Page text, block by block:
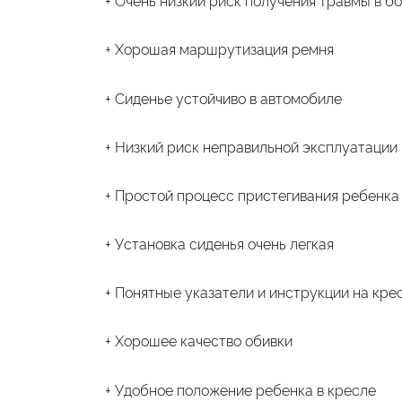
+ Хорошая маршрутизация ремня
+ Сиденье устойчиво в автомобиле
+ Низкий риск неправильной эксплуатации
+ Простой процесс пристегивания ребенка
+ Установка сиденья очень легкая
+ Понятные указатели и инструкции на
+ Хорошее качество обивки
+ Удобное положение ребенка в кресле